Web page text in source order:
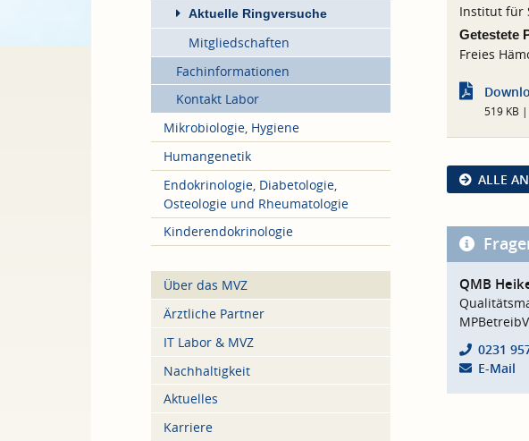
Aktuelle Ringversuche
Mitgliedschaften
Fachinformationen
Kontakt Labor
Mikrobiologie, Hygiene
Humangenetik
Endokrinologie, Diabetologie,
Osteologie und Rheumatologie
Kinderendokrinologie
Über das MVZ
Ärztliche Partner
IT Labor & MVZ
Nachhaltigkeit
Aktuelles
Karriere
Institut für
Getestete
Freies
519 KB
ALLE
QMB
0231
E-Mail